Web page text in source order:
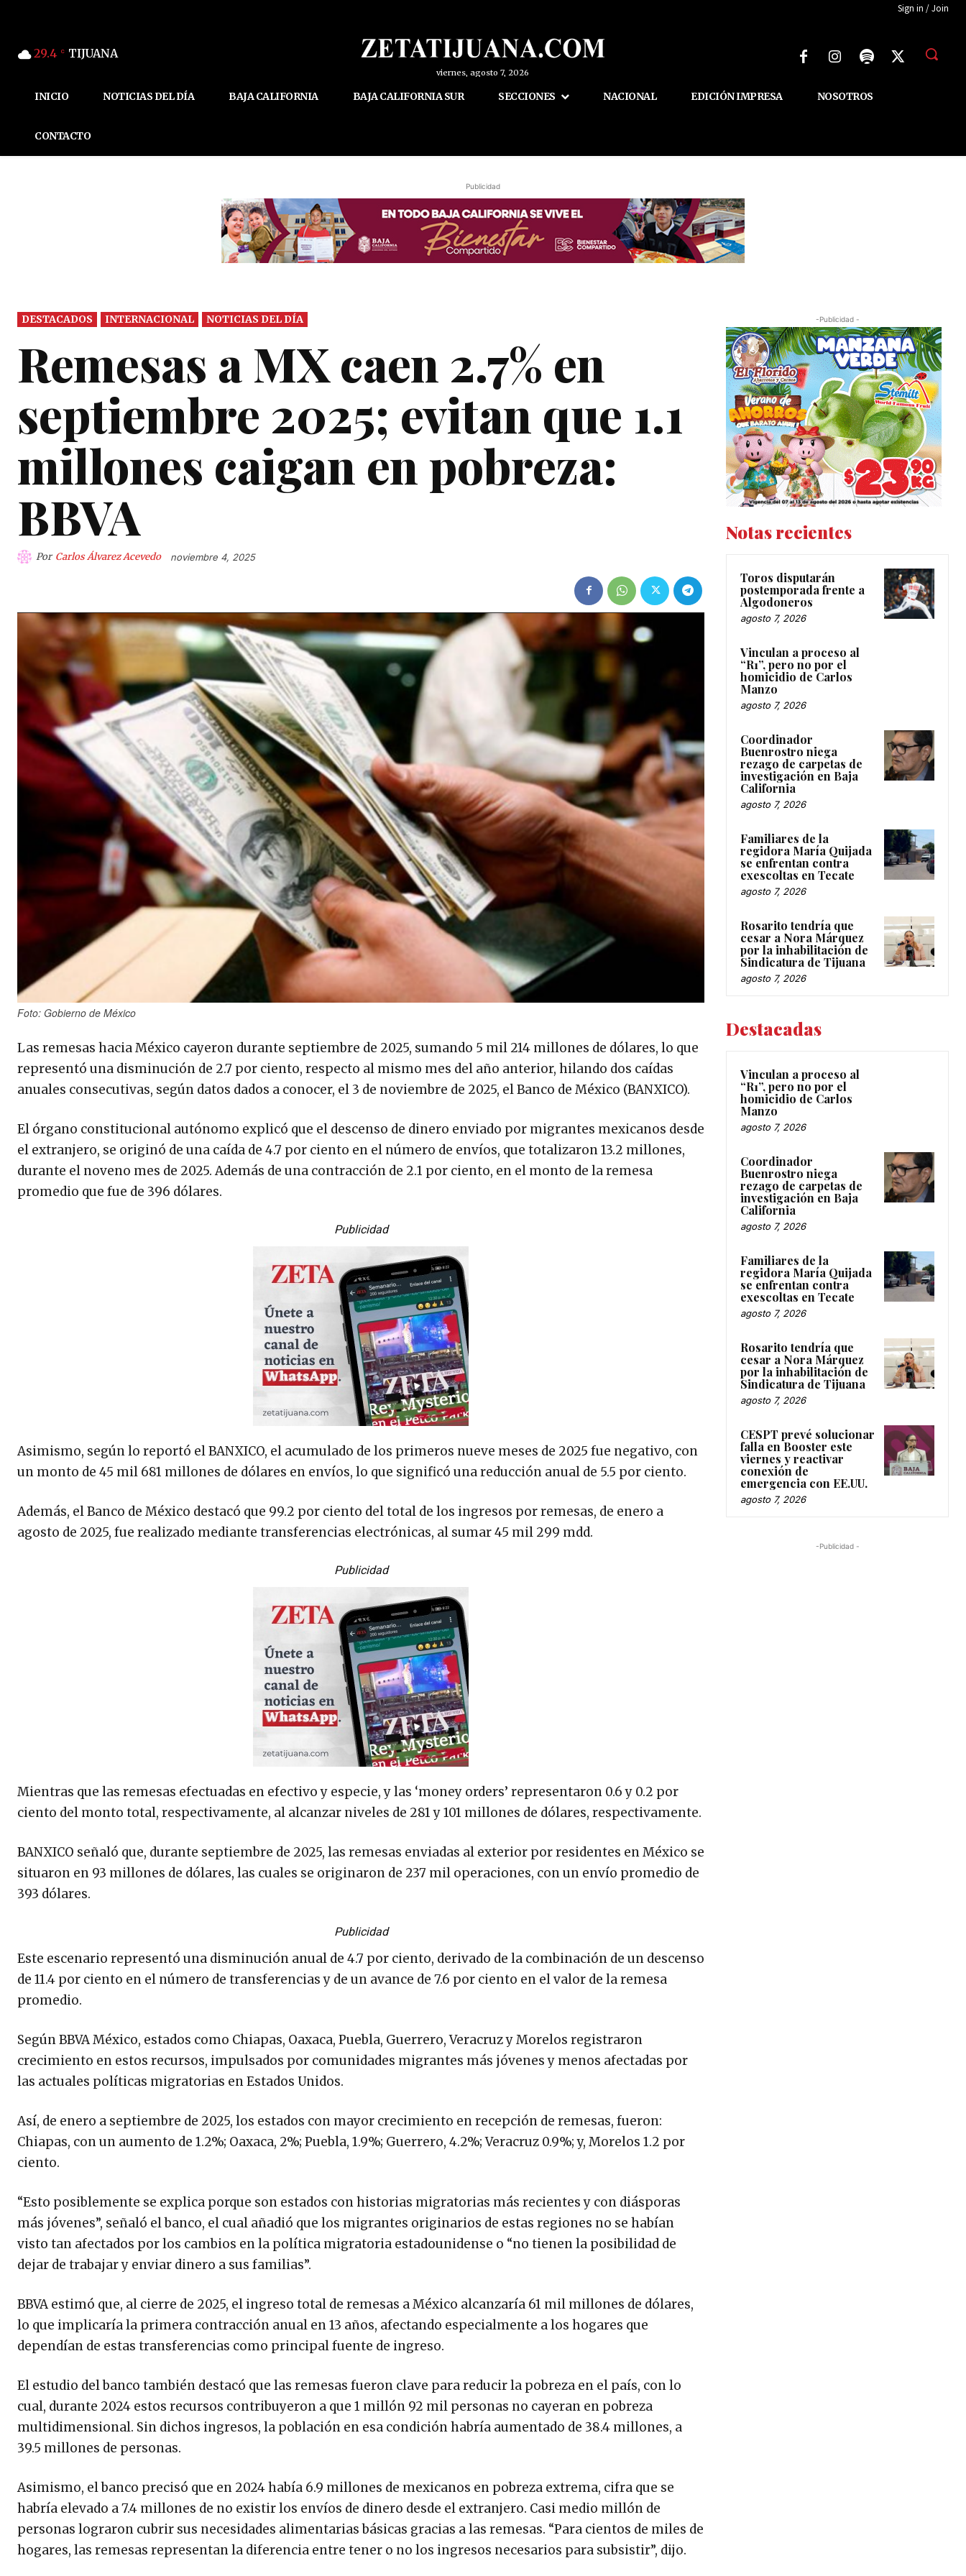
Sign in / Join
29.4 C TIJUANA
viernes, agosto 7, 2026
INICIO NOTICIAS DEL DÍA BAJA CALIFORNIA BAJA CALIFORNIA SUR SECCIONES NACIONAL EDICIÓN IMPRESA NOSOTROS
CONTACTO
Publicidad
DESTACADOS INTERNACIONAL NOTICIAS DEL DÍA
Remesas a MX caen 2.7% en
septiembre 2025; evitan que 1.1
millones caigan en pobreza:
BBVA
Por Carlos Álvarez Acevedo noviembre 4, 2025
Foto: Gobierno de México
Las remesas hacia México cayeron durante septiembre de 2025, sumando 5 mil 214 millones de dólares, lo que
representó una disminución de 2.7 por ciento, respecto al mismo mes del año anterior, hilando dos caídas
anuales consecutivas, según datos dados a conocer, el 3 de noviembre de 2025, el Banco de México (BANXICO).
El órgano constitucional autónomo ​explicó que el descenso de dinero enviado por migrantes mexicanos desde
el extranjero, se originó de una caída de 4.7 por ciento en el número de envíos, que totalizaron 13.2 millones,
durante el noveno mes de 2025. Además de una contracción de 2.1 por ciento, en el monto de la remesa
promedio que fue de 396 dólares.
Publicidad
Asimismo, según lo reportó el BANXICO, el acumulado de los primeros nueve meses de 2025 fue negativo, con
un monto de 45 mil 681 millones de dólares en envíos, lo que significó una reducción anual de 5.5 por ciento.
Además, el Banco de México destacó que 99.2 por ciento del total de los ingresos por remesas, de enero a
agosto de 2025, fue realizado mediante transferencias electrónicas, al sumar 45 mil 299 mdd.
Publicidad
Mientras que las remesas efectuadas en efectivo y especie, y las ‘money orders’ representaron 0.6 y 0.2 por
ciento del monto total, respectivamente, al alcanzar niveles de 281 y 101 millones de dólares, respectivamente.
BANXICO señaló que, durante septiembre de 2025, las remesas enviadas al exterior por residentes en México se
situaron en 93 millones de dólares, las cuales se originaron de 237 mil operaciones, con un envío promedio de
393 dólares.
Publicidad
Este escenario representó una disminución anual de 4.7 por ciento, derivado de la combinación de un descenso
de 11.4 por ciento en el número de transferencias y de un avance de 7.6 por ciento en el valor de la remesa
promedio.
Según BBVA México, estados como Chiapas, Oaxaca, Puebla, Guerrero, Veracruz y Morelos registraron
crecimiento en estos recursos, impulsados por comunidades migrantes más jóvenes y menos afectadas por
las actuales políticas migratorias en Estados Unidos.
Así, de enero a septiembre de 2025, los estados con mayor crecimiento en recepción de remesas, fueron:
Chiapas, con un aumento de 1.2%; Oaxaca, 2%; Puebla, 1.9%; Guerrero, 4.2%; Veracruz 0.9%; y, Morelos 1.2 por
ciento.
“Esto posiblemente se explica porque son estados con historias migratorias más recientes y con diásporas
más jóvenes”, señaló el banco, el cual añadió que los migrantes originarios de estas regiones no se habían
visto tan afectados por los cambios en la política migratoria estadounidense o “no tienen la posibilidad de
dejar de trabajar y enviar dinero a sus familias”.
BBVA estimó que, al cierre de 2025, el ingreso total de remesas a México alcanzaría 61 mil millones de dólares,
lo que implicaría la primera contracción anual en 13 años, afectando especialmente a los hogares que
dependían de estas transferencias como principal fuente de ingreso.
El estudio del banco también destacó que las remesas fueron clave para reducir la pobreza en el país, con lo
cual, durante 2024 estos recursos contribuyeron a que 1 millón 92 mil personas no cayeran en pobreza
multidimensional. Sin dichos ingresos, la población en esa condición habría aumentado de 38.4 millones, a
39.5 millones de personas.
Asimismo, el banco precisó que en 2024 había 6.9 millones de mexicanos en pobreza extrema, cifra que se
habría elevado a 7.4 millones de no existir los envíos de dinero desde el extranjero. Casi medio millón de
personas lograron cubrir sus necesidades alimentarias básicas gracias a las remesas. “Para cientos de miles de
hogares, las remesas representan la diferencia entre tener o no los ingresos necesarios para subsistir”, dijo.
-Publicidad -
Notas recientes
Toros disputarán
postemporada frente a
Algodoneros
agosto 7, 2026
Vinculan a proceso al
“R1”, pero no por el
homicidio de Carlos
Manzo
agosto 7, 2026
Coordinador
Buenrostro niega
rezago de carpetas de
investigación en Baja
California
agosto 7, 2026
Familiares de la
regidora María Quijada
se enfrentan contra
exescoltas en Tecate
agosto 7, 2026
Rosarito tendría que
cesar a Nora Márquez
por la inhabilitación de
Sindicatura de Tijuana
agosto 7, 2026
Destacadas
Vinculan a proceso al
“R1”, pero no por el
homicidio de Carlos
Manzo
agosto 7, 2026
Coordinador
Buenrostro niega
rezago de carpetas de
investigación en Baja
California
agosto 7, 2026
Familiares de la
regidora María Quijada
se enfrentan contra
exescoltas en Tecate
agosto 7, 2026
Rosarito tendría que
cesar a Nora Márquez
por la inhabilitación de
Sindicatura de Tijuana
agosto 7, 2026
CESPT prevé solucionar
falla en Booster este
viernes y reactivar
conexión de
emergencia con EE.UU.
agosto 7, 2026
-Publicidad -